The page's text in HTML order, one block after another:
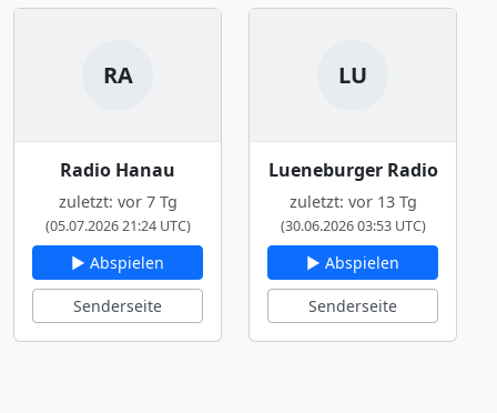
RA
Radio Hanau
zuletzt: vor 7 Tg
(05.07.2026 21:24 UTC)
▶ Abspielen
Senderseite
LU
Lueneburger Radio
zuletzt: vor 13 Tg
(30.06.2026 03:53 UTC)
▶ Abspielen
Senderseite